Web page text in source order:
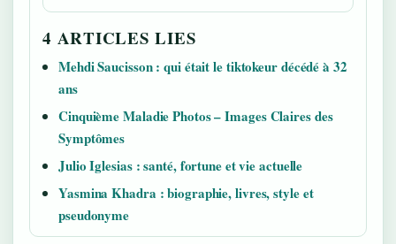
4 ARTICLES LIES
Mehdi Saucisson : qui était le tiktokeur décédé à 32
ans
Cinquième Maladie Photos – Images Claires des
Symptômes
Julio Iglesias : santé, fortune et vie actuelle
Yasmina Khadra : biographie, livres, style et
pseudonyme